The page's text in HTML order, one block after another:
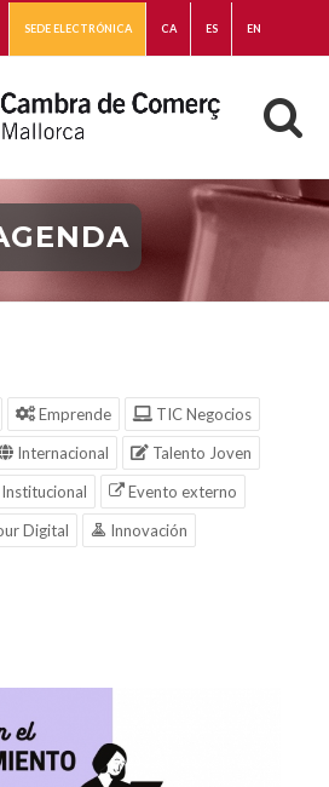
SEDE ELECTRÓNICA CA ES EN
Emprende
TIC Negocios
Internacional
Talento Joven
Evento externo
Digital
Innovación